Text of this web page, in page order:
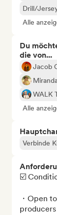
Drill/
Alle
Du
die von...
Jacob
WALK
Alle
Verbinde
☑️
・Open